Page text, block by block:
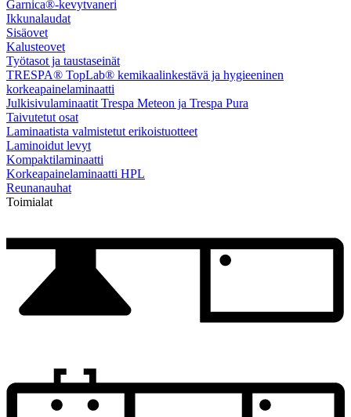
Garnica®-kevytvaneri
Ikkunalaudat
Sisäovet
Kalusteovet
Työtasot ja taustaseinät
TRESPA® TopLab® kemikaalinkestävä ja hygieeninen
korkeapainelaminaatti
Julkisivulaminaatit Trespa Meteon ja Trespa Pura
Taivutetut osat
Laminaatista valmistetut erikoistuotteet
Laminoidut levyt
Kompaktilaminaatti
Korkeapainelaminaatti HPL
Reunanauhat
Toimialat